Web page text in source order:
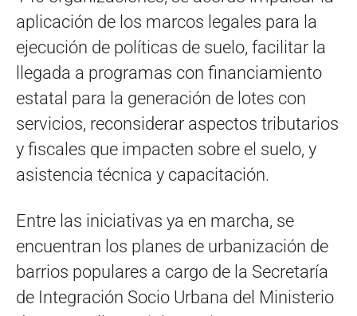
aplicación de los marcos legales para la
ejecución de políticas de suelo, facilitar la
llegada a programas con financiamiento
estatal para la generación de lotes con
servicios, reconsiderar aspectos tributarios
y fiscales que impacten sobre el suelo, y
asistencia técnica y capacitación.
Entre las iniciativas ya en marcha, se
encuentran los planes de urbanización de
barrios populares a cargo de la Secretaría
de Integración Socio Urbana del Ministerio